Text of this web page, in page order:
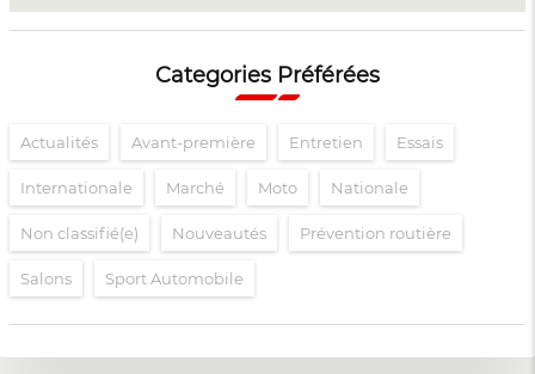
Categories Préférées
Actualités Avant-première Entretien Essais
Internationale Marché Moto Nationale
Non classifié(e) Nouveautés Prévention routière
Salons Sport Automobile